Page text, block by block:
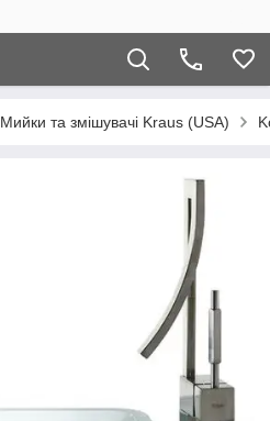
Мийки та змішувачі Kraus (USA)